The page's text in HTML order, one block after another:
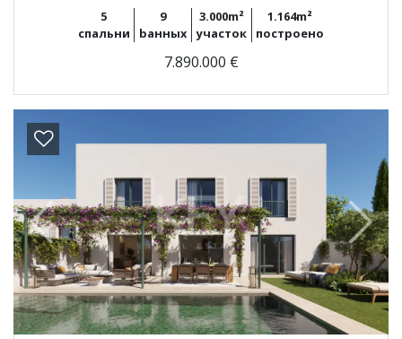
5
спальни
9
bанных
3.000m²
участок
1.164m²
построено
7.890.000 €
Previous Next